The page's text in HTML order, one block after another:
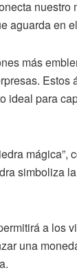
nuestro
aguarda en
más
Estos
ideal para
mágica”,
simboliza
a los
una